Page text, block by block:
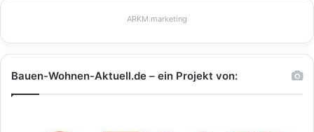
ARKM.marketing
Bauen-Wohnen-Aktuell.de – ein Projekt von: